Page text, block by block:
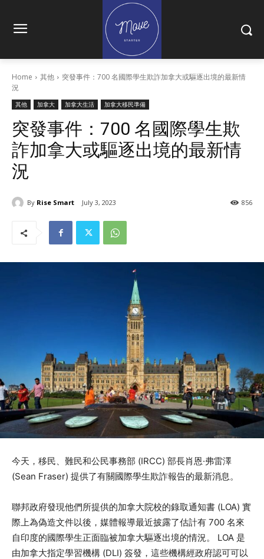
Home 其他
突發事件：700 名國際學生欺詐加拿大或驅逐出境的最新情
況
其他 加拿大 加拿大生活 加拿大移民準備
突發事件：700 名國際學生欺
詐加拿大或驅逐出境的最新情
況
By Rise Smart July 3, 2023 856
今天，移民、難民和公民事務部 (IRCC) 部長肖恩·弗雷澤
(Sean Fraser) 提供了有關國際學生欺詐報告的最新消息。
聯邦政府發現他們所提供的加拿大院校的錄取通知書 (LOA) 實
際上為偽造文件以後，媒體報導最近披露了估計有 700 名來
自印度的國際學生正面臨被加拿大驅逐出境的情況。 LOA 是
由加拿大指定學習機構 (DLI) 簽發，這些機構經政府認可可以